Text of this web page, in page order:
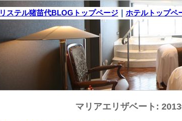
リステル猪苗代BLOGトップページ ｜ ホテルトップペ
マリアエリザベート: